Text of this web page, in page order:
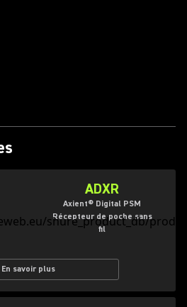
ADXR
Axient® Digital PSM
Récepteur de poche sans
fil
En savoir plus